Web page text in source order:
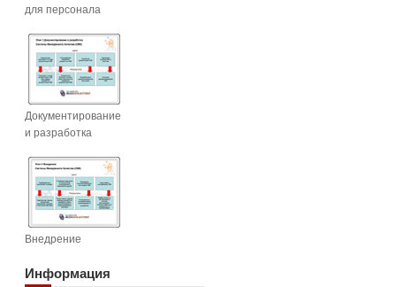
для персонала
Документирование
и разработка
Внедрение
Информация